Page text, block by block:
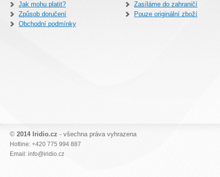
Jak mohu platit?
Způsob doručení
Obchodní podmínky
Zasíláme do zahraničí
Pouze originální zboží
© 2014 Iridio.cz - všechna práva vyhrazena
Hotline: +420 775 994 887
Email: info@iridio.cz